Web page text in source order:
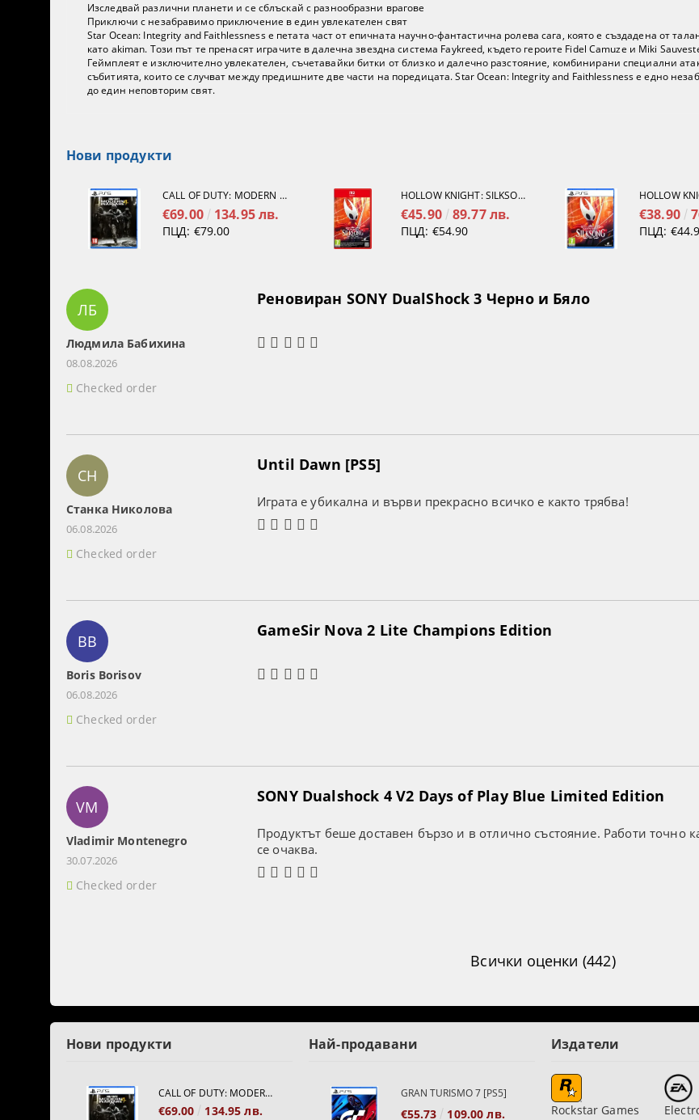
Изследвай различни планети и се сблъскай с разнообразни врагове
Приключи с незабравимо приключение в един увлекателен свят
Star Ocean: Integrity and Faithlessness е петата част от епичната научно-фантастична ролева сага, която е създадена от
като akiman. Този път те пренасят играчите в далечна звездна система Faykreed, където героите Fidel Camuze и Miki
Геймплеят е изключително увлекателен, съчетавайки битки от близко и далечно разстояние, комбинирани специални
събитията, които се случват между предишните две части на поредицата. Star Ocean: Integrity and Faithlessness е едно
до един неповторим свят.
Нови продукти
CALL OF DUTY: MODERN WARFARE 4[PS5]
€69.00 134.95 лв.
ПЦД: €79.00
HOLLOW KNIGHT: SILKSONG [NINTENDO SWITCH 2]
€45.90 89.77 лв.
ПЦД: €54.90
€38.90
ПЦД:
ЛБ
Людмила Бабихина
08.08.2026
Checked order
Реновиран SONY DualShock 3 Черно и Бяло
СН
Станка Николова
06.08.2026
Checked order
Until Dawn [PS5]
Играта е убикална и върви прекрасно всичко е както трябва!
BB
Boris Borisov
06.08.2026
Checked order
GameSir Nova 2 Lite Champions Edition
VM
Vladimir Montenegro
30.07.2026
Checked order
SONY Dualshock 4 V2 Days of Play Blue Limited Edition
Продуктът беше доставен бързо и в отлично състояние. Работи точно
се очаква.
Всички оценки (442)
Нови продукти
CALL OF DUTY: MODERN WARFARE 4[PS5]
€69.00
134.95 лв.
Най-продавани
GRAN TURISMO 7 [PS5]
€55.73 109.00 лв.
Издатели
Rockstar Games